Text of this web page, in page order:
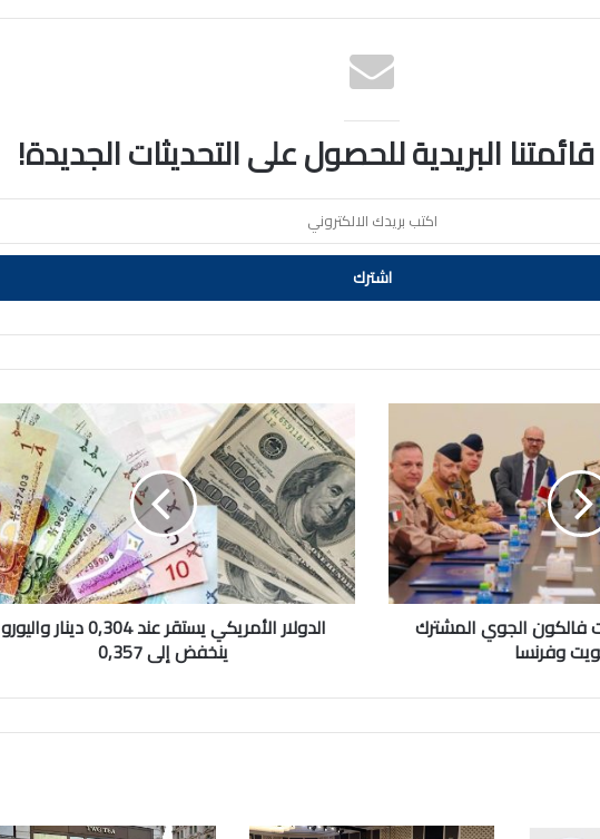
البريدية للحصول على التحديثات الجديدة!
فالكون الجوي المشترك
وفرنسا
الدولار
الأمريكي
يستقر
عند
0,304
دينار
واليورو
ينخفض
إلى
0,357
الدولار الأمريكي يستقر عند 0,304 دينار واليورو
ينخفض إلى 0,357